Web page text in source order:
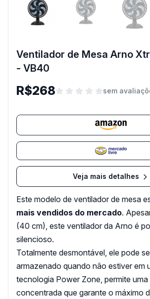
Ventilador de Mesa Arno
- VB40
R$268 sem
Veja mais detalhes
Este modelo de ventilador de mesa
mais vendidos do mercado.
(40 cm), este ventilador da Arno é
silencioso.
Totalmente desmontável, ele pode
armazenado quando não estiver em
tecnologia Power Zone, permite uma
concentrada que garante o máximo